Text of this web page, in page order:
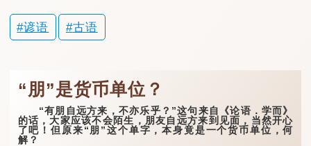
谚语 古语
“朋”是货币单位？
“有朋自远方来，不亦乐乎？”这句来自《论语．学而》
的话，大家应该不会陌生，朋友自远方来到见面，当然开心
了吧！但原来“朋”这个单字，本身竟是一个货币单位，何
解？